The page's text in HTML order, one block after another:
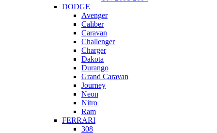
DODGE
Avenger
Caliber
Caravan
Challenger
Charger
Dakota
Durango
Grand Caravan
Journey
Neon
Nitro
Ram
FERRARI
308